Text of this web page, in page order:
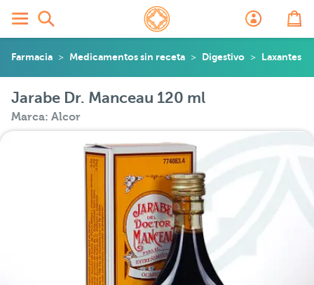
Farmacia Medicamentos sin receta Digestivo Laxantes
Jarabe Dr. Manceau 120 ml
Marca: Alcor